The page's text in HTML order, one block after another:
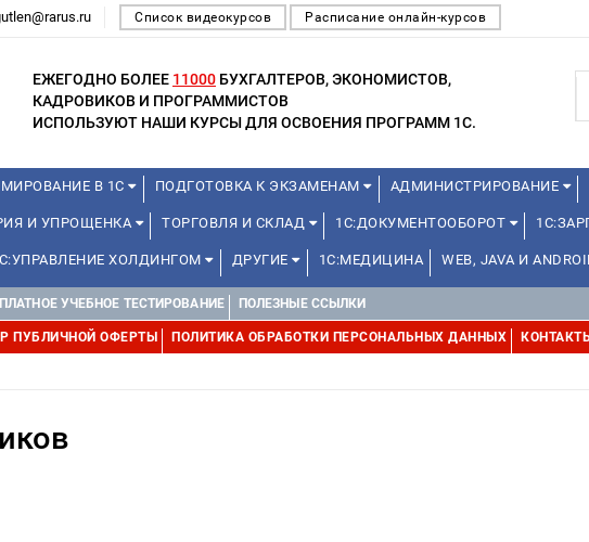
Список видеокурсов Расписание онлайн-курсов
ЕЖЕГОДНО БОЛЕЕ 11000 БУХГАЛТЕРОВ, ЭКОНОМИСТОВ,
КАДРОВИКОВ И ПРОГРАММИСТОВ
ИСПОЛЬЗУЮТ НАШИ КУРСЫ ДЛЯ ОСВОЕНИЯ ПРОГРАММ 1С.
В 1С ПОДГОТОВКА К ЭКЗАМЕНАМ АДМИНИСТРИРОВАНИЕ
И УПРОЩЕНКА ТОРГОВЛЯ И СКЛАД 1С:ДОКУМЕНТООБОРОТ
ХОЛДИНГОМ ДРУГИЕ 1С:МЕДИЦИНА WEB, JAVA И
ПЛАТНОЕ УЧЕБНОЕ ТЕСТИРОВАНИЕ ПОЛЕЗНЫЕ ССЫЛКИ
ПУБЛИЧНОЙ ОФЕРТЫ ПОЛИТИКА ОБРАБОТКИ ПЕРСОНАЛЬНЫХ ДАННЫХ